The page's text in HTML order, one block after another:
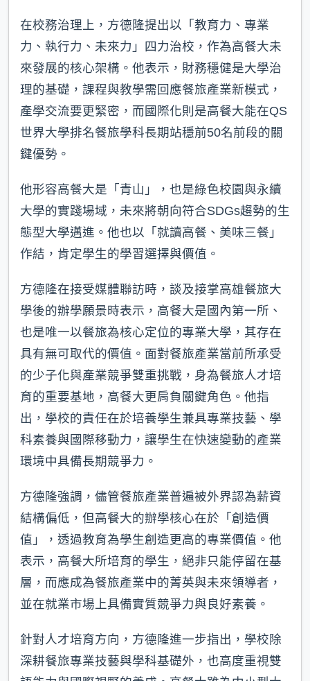
在校務治理上，方德隆提出以「教育力、專業
力、執行力、未來力」四力治校，作為高餐大未
來發展的核心架構。他表示，財務穩健是大學治
理的基礎，課程與教學需回應餐旅產業新模式，
產學交流要更緊密，而國際化則是高餐大能在QS
世界大學排名餐旅學科長期站穩前50名前段的關
鍵優勢。
他形容高餐大是「青山」，也是綠色校園與永續
大學的實踐場域，未來將朝向符合SDGs趨勢的生
態型大學邁進。他也以「就讀高餐、美味三餐」
作結，肯定學生的學習選擇與價值。
方德隆在接受媒體聯訪時，談及接掌高雄餐旅大
學後的辦學願景時表示，高餐大是國內第一所、
也是唯一以餐旅為核心定位的專業大學，其存在
具有無可取代的價值。面對餐旅產業當前所承受
的少子化與產業競爭雙重挑戰，身為餐旅人才培
育的重要基地，高餐大更肩負關鍵角色。他指
出，學校的責任在於培養學生兼具專業技藝、學
科素養與國際移動力，讓學生在快速變動的產業
環境中具備長期競爭力。
方德隆強調，儘管餐旅產業普遍被外界認為薪資
結構偏低，但高餐大的辦學核心在於「創造價
值」，透過教育為學生創造更高的專業價值。他
表示，高餐大所培育的學生，絕非只能停留在基
層，而應成為餐旅產業中的菁英與未來領導者，
並在就業市場上具備實質競爭力與良好素養。
針對人才培育方向，方德隆進一步指出，學校除
深耕餐旅專業技藝與學科基礎外，也高度重視雙